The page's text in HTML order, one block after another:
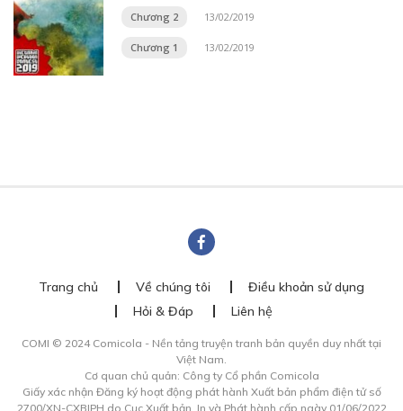
Chương 2 13/02/2019
Chương 1 13/02/2019
Trang chủ Về chúng tôi
Điều khoản sử dụng
Hỏi & Đáp
Liên hệ
COMI © 2024 Comicola - Nền tảng truyện tranh bản quyền duy nhất tại
Việt Nam.
Cơ quan chủ quản: Công ty Cổ phần Comicola
Giấy xác nhận Đăng ký hoạt động phát hành Xuất bản phẩm điện tử số
2700/XN-CXBIPH do Cục Xuất bản, In và Phát hành cấp ngày 01/06/2022